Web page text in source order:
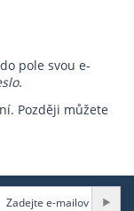
pole svou e-
.
Později můžete